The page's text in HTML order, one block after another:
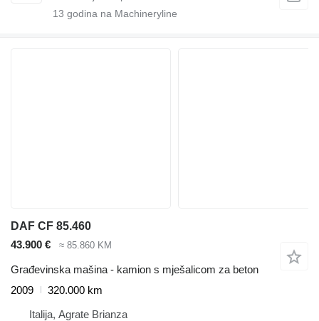
13 godina na Machineryline
DAF CF 85.460
43.900 €
≈ 85.860 KM
Građevinska mašina - kamion s mješalicom za beton
2009
320.000 km
Italija, Agrate Brianza